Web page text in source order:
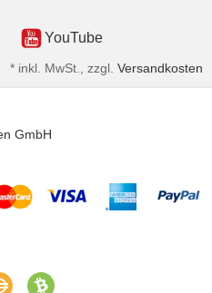
YouTube
* inkl. MwSt., zzgl. Versandkosten